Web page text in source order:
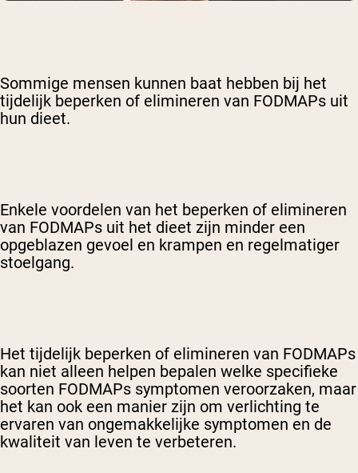
Sommige mensen kunnen baat hebben bij het
tijdelijk beperken of elimineren van FODMAPs uit
hun dieet.
Enkele voordelen van het beperken of elimineren
van FODMAPs uit het dieet zijn minder een
opgeblazen gevoel en krampen en regelmatiger
stoelgang.
Het tijdelijk beperken of elimineren van FODMAPs
kan niet alleen helpen bepalen welke specifieke
soorten FODMAPs symptomen veroorzaken, maar
het kan ook een manier zijn om verlichting te
ervaren van ongemakkelijke symptomen en de
kwaliteit van leven te verbeteren.